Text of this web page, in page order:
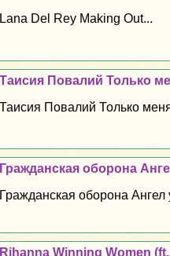
Lana Del Rey Making Out...
Таисия Повалий Только
Таисия Повалий Только
Гражданская оборона
Гражданская оборона Ангел
Rihanna Winning Women